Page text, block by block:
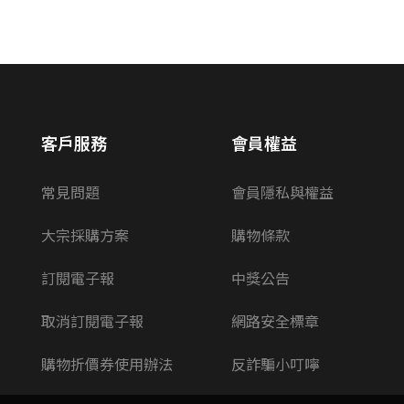
客戶服務
常見問題
大宗採購方案
訂閱電子報
取消訂閱電子報
購物折價券使用辦法
會員權益
會員隱私與權益
購物條款
中獎公告
網路安全標章
反詐騙小叮嚀